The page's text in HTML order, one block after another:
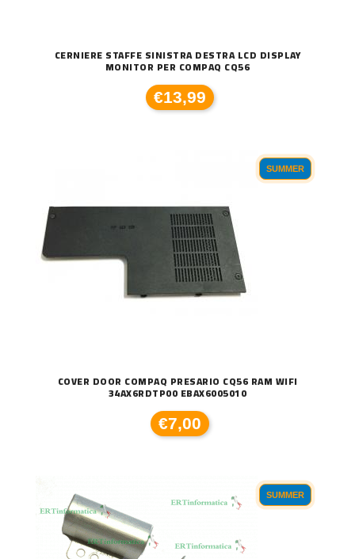
CERNIERE STAFFE SINISTRA DESTRA LCD DISPLAY
MONITOR PER COMPAQ CQ56
€13,99
SUMMER
COVER DOOR COMPAQ PRESARIO CQ56 RAM WIFI
34AX6RDTP00 EBAX6005010
€7,00
SUMMER